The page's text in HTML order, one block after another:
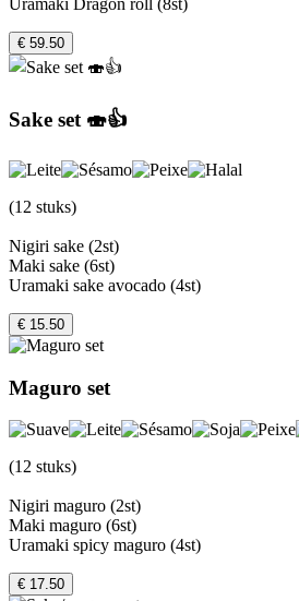
Uramaki Dragon roll (8st)
€ 59.50
Sake set 🍣👍
(12 stuks)
Nigiri sake (2st)
Maki sake (6st)
Uramaki sake avocado (4st)
€ 15.50
Maguro set
(12 stuks)
Nigiri maguro (2st)
Maki maguro (6st)
Uramaki spicy maguro (4st)
€ 17.50